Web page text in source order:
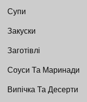
Супи
Закуски
Заготівлі
Соуси Та Маринади
Випічка Та Десерти